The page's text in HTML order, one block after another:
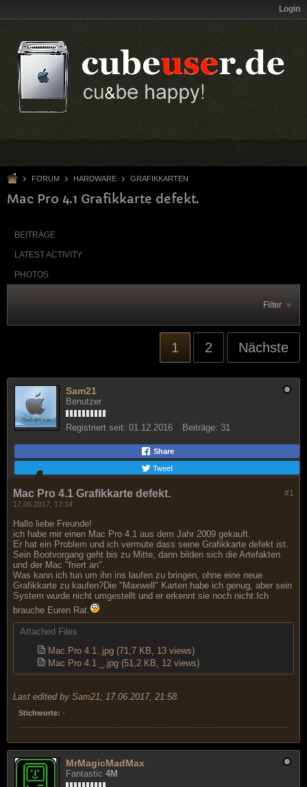
Login
FORUM HARDWARE GRAFIKKARTEN
Mac Pro 4.1 Grafikkarte defekt.
BEITRÄGE
LATEST ACTIVITY
PHOTOS
Filter
1 2 Nächste
Sam21
Benutzer
Registriert seit: 01.12.2016 Beiträge: 31
Share
Tweet
#1
Mac Pro 4.1 Grafikkarte defekt.
17.06.2017, 17:14
Hallo liebe Freunde!
ich habe mir einen Mac Pro 4.1 aus dem Jahr 2009 gekauft.
Er hat ein Problem und ich vermute dass seine Grafikkarte defekt ist.
Sein Bootvorgang geht bis zu Mitte, dann bilden sich die Artefakten
und der Mac "friert an".
Was kann ich tun um ihn ins laufen zu bringen, ohne eine neue
Grafikkarte zu kaufen?Die "Maxwell" Karten habe ich genug, aber sein
System wurde nicht umgestellt und er erkennt sie noch nicht.Ich
brauche Euren Rat.
Attached Files
Mac Pro 4.1..jpg (71,7 KB, 13 views)
Mac Pro 4.1 _.jpg (51,2 KB, 12 views)
Last edited by Sam21; 17.06.2017, 21:58.
Stichworte: -
MrMagicMadMax
Fantastic 4M